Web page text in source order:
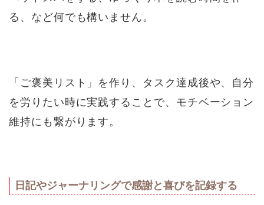
る、など何でも構いません。
「ご褒美リスト」を作り、タスク達成後や、自分
を労りたい時に実践することで、モチベーション
維持にも繋がります。
日記やジャーナリングで感謝と喜びを記録する